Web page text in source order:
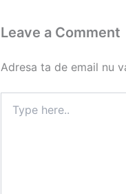
Leave a Comment
Adresa ta de email nu
here..